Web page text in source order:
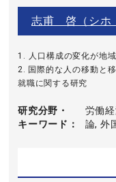
志甫 啓（シホ
1. 人口構成の変化が地
2. 国際的な人の移動と
就職に関する研究
研究分野・
キーワード
労働
論, 外